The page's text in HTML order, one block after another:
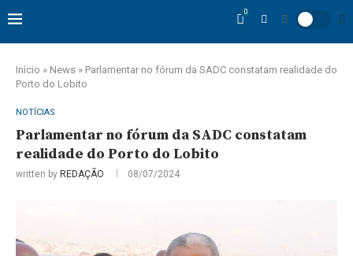
0
Início » News » Parlamentar no fórum da SADC constatam realidade do
Porto do Lobito
NOTÍCIAS
Parlamentar no fórum da SADC constatam
realidade do Porto do Lobito
written by REDAÇÃO 08/07/2024